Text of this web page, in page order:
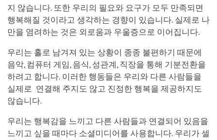
지 않습니다. 또한 우리의 필요와 요구가 모두 만족되면
행복해질 것이라고 생각하는 경향이 있습니다. 실제로 나
만을 염려하는 것은 외로움과 우울증으로 이어집니다.
우리는 홀로 남겨져 있는 상황이 종종 불편하기 때문에
음악, 컴퓨터 게임, 음식, 성관계, 직장을 통해 기분전환을
하려고 합니다. 이러한 행동들은 우리와 다른 사람들을
실제로 연결해 주지도 않고 진정한 행복을 제공하지도
않습니다.
우리는 행복감을 느끼고 다른 사람들과 연결되어 있음을
느끼고 싶을 때마다 소셜미디어를 사용합니다. 우리가 셀